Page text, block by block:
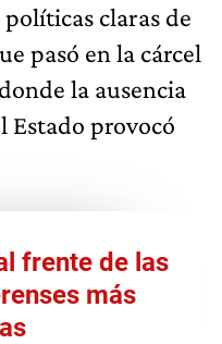
claras de
pasó en la cárcel
la ausencia
Estado provocó
frente de las
más